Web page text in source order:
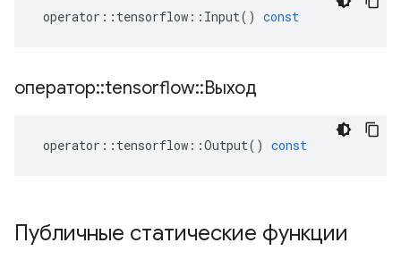
operator :: tensorflow :: Input() const
оператор::tensorflow::Выход
operator :: tensorflow ::Output() const
Публичные статические функции